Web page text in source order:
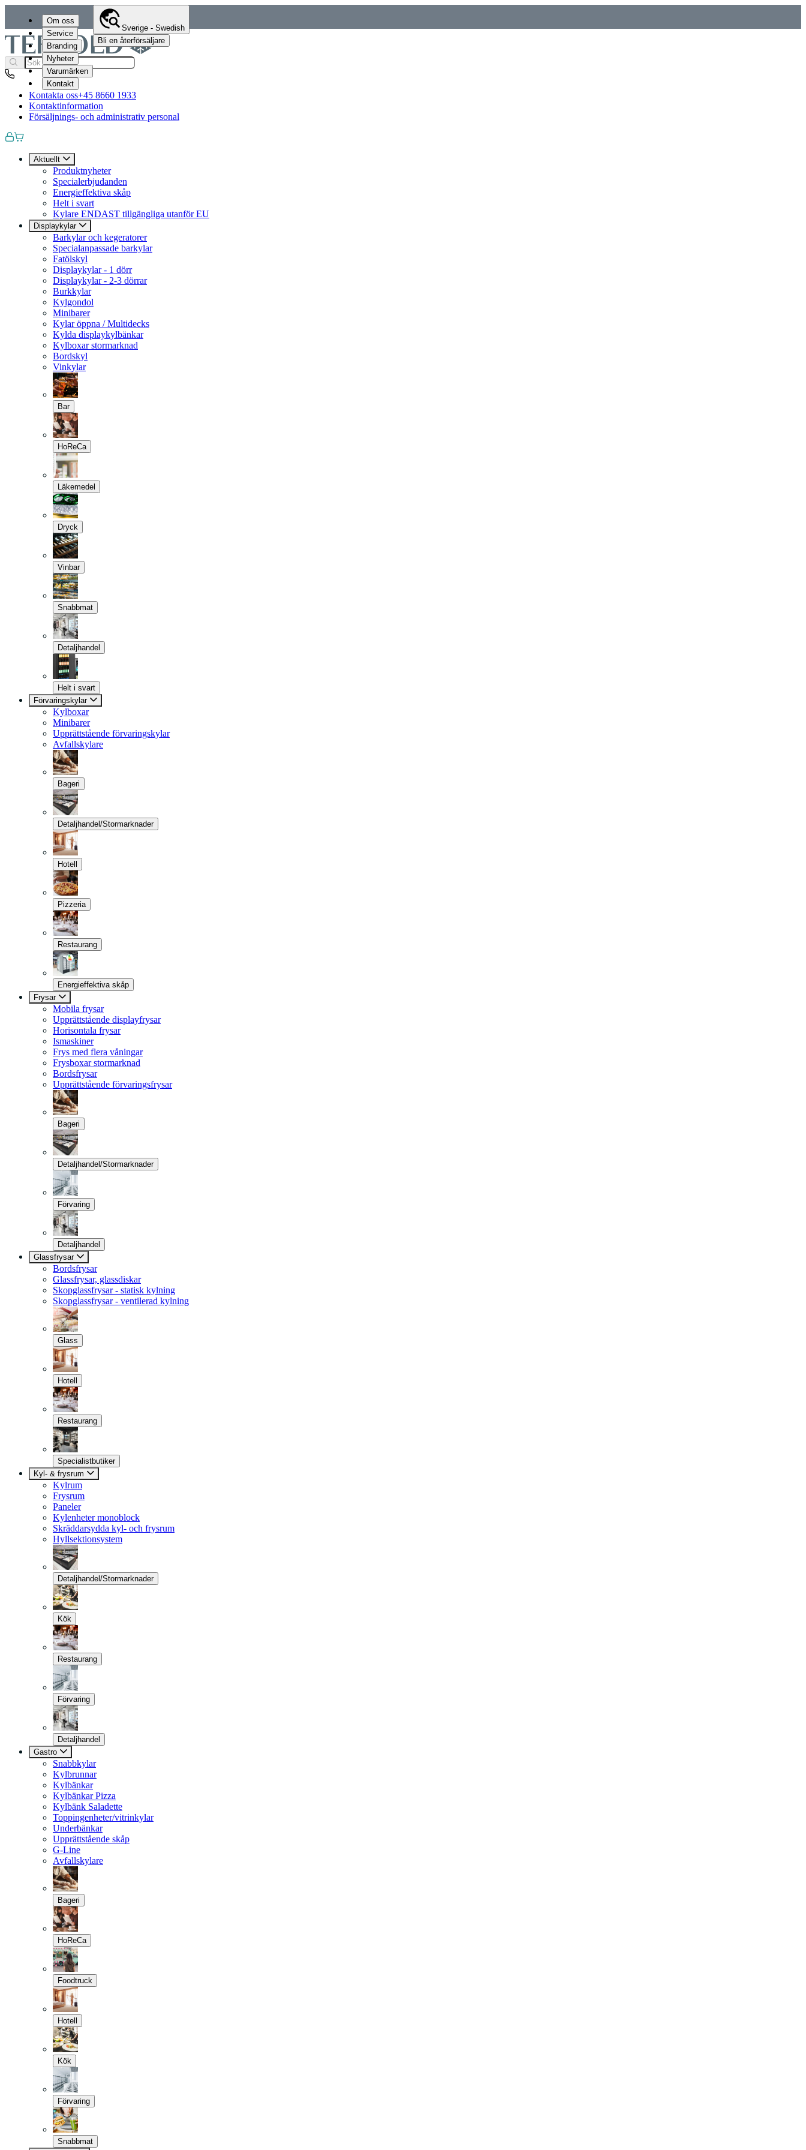
Om oss
Service
Branding
Nyheter
Varumärken
Kontakt
Sverige - Swedish
Bli en återförsäljare
Kontakta oss+45 8660 1933
Kontaktinformation
Försäljnings- och administrativ personal
Aktuellt
Produktnyheter
Specialerbjudanden
Energieffektiva skåp
Helt i svart
Kylare ENDAST tillgängliga utanför EU
Displaykylar
Barkylar och kegeratorer
Specialanpassade barkylar
Fatölskyl
Displaykylar - 1 dörr
Displaykylar - 2-3 dörrar
Burkkylar
Kylgondol
Minibarer
Kylar öppna / Multidecks
Kylda displaykylbänkar
Kylboxar stormarknad
Bordskyl
Vinkylar
Bar
HoReCa
Läkemedel
Dryck
Vinbar
Snabbmat
Detaljhandel
Helt i svart
Förvaringskylar
Kylboxar
Minibarer
Upprättstående förvaringskylar
Avfallskylare
Bageri
Detaljhandel/Stormarknader
Hotell
Pizzeria
Restaurang
Energieffektiva skåp
Frysar
Mobila frysar
Upprättstående displayfrysar
Horisontala frysar
Ismaskiner
Frys med flera våningar
Frysboxar stormarknad
Bordsfrysar
Upprättstående förvaringsfrysar
Bageri
Detaljhandel/Stormarknader
Förvaring
Detaljhandel
Glassfrysar
Bordsfrysar
Glassfrysar, glassdiskar
Skopglassfrysar - statisk kylning
Skopglassfrysar - ventilerad kylning
Glass
Hotell
Restaurang
Specialistbutiker
Kyl- & frysrum
Kylrum
Frysrum
Paneler
Kylenheter monoblock
Skräddarsydda kyl- och frysrum
Hyllsektionsystem
Detaljhandel/Stormarknader
Kök
Restaurang
Förvaring
Detaljhandel
Gastro
Snabbkylar
Kylbrunnar
Kylbänkar
Kylbänkar Pizza
Kylbänk Saladette
Toppingenheter/vitrinkylar
Underbänkar
Upprättstående skåp
G-Line
Avfallskylare
Bageri
HoReCa
Foodtruck
Hotell
Kök
Förvaring
Snabbmat